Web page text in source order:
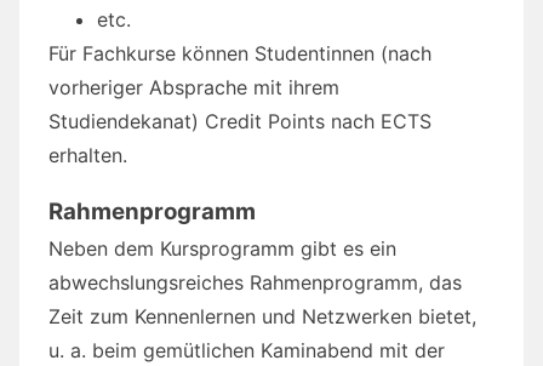
etc.
Für Fachkurse können Studentinnen (nach
vorheriger Absprache mit ihrem
Studiendekanat) Credit Points nach ECTS
erhalten.
Rahmenprogramm
Neben dem Kursprogramm gibt es ein
abwechslungsreiches Rahmenprogramm, das
Zeit zum Kennenlernen und Netzwerken bietet,
u. a. beim gemütlichen Kaminabend mit der